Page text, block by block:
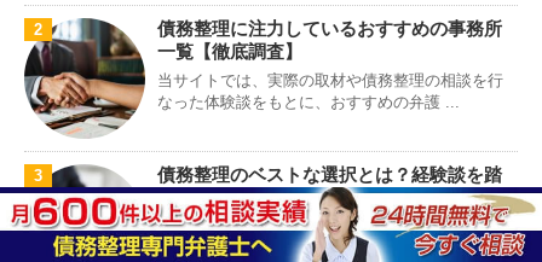
2
債務整理に注力しているおすすめの事務所
一覧【徹底調査】
当サイトでは、実際の取材や債務整理の相談を行
なった体験談をもとに、おすすめの弁護 ...
3
債務整理のベストな選択とは？経験談を踏
まえて基礎情報から弁護士の選び方まで一
挙解説
もし多額の借金を抱えてしまった場合、もしくは